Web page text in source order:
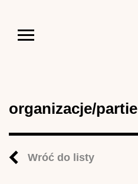
organizacje/partie
Wróć do listy